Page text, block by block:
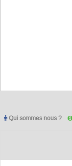
Qui sommes nous ?